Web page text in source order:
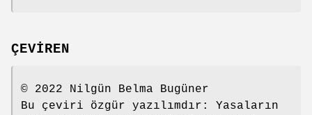
ÇEVİREN
© 2022 Nilgün Belma Bugüner
Bu çeviri özgür yazılımdır: Yasaların